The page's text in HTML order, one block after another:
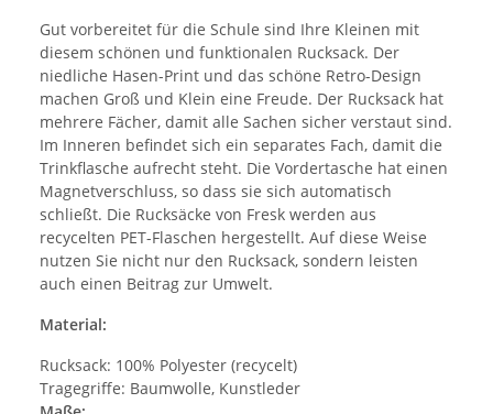
Gut vorbereitet für die Schule sind Ihre Kleinen mit
diesem schönen und funktionalen Rucksack. Der
niedliche Hasen-Print und das schöne Retro-Design
machen Groß und Klein eine Freude. Der Rucksack hat
mehrere Fächer, damit alle Sachen sicher verstaut sind.
Im Inneren befindet sich ein separates Fach, damit die
Trinkflasche aufrecht steht. Die Vordertasche hat einen
Magnetverschluss, so dass sie sich automatisch
schließt. Die Rucksäcke von Fresk werden aus
recycelten PET-Flaschen hergestellt. Auf diese Weise
nutzen Sie nicht nur den Rucksack, sondern leisten
auch einen Beitrag zur Umwelt.
Material:
Rucksack: 100% Polyester (recycelt)
Tragegriffe: Baumwolle, Kunstleder